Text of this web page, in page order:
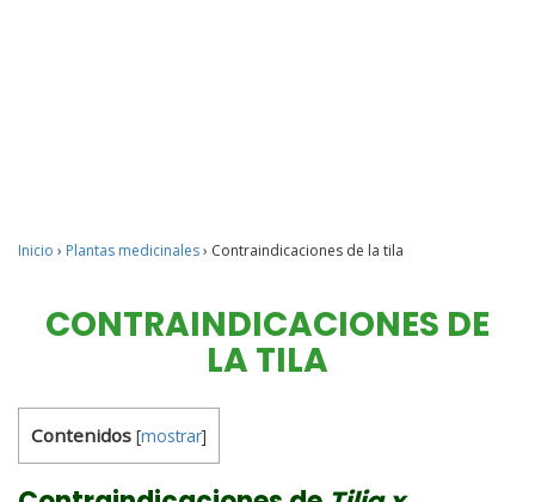
Inicio › Plantas medicinales› Contraindicaciones de la tila
CONTRAINDICACIONES DE
LA TILA
Contenidos [mostrar]